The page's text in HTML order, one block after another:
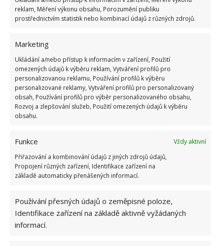
reklam, Měření výkonu obsahu, Porozumění publiku
prostřednictvím statistik nebo kombinací údajů z různých zdrojů.
Marketing
Ukládání a/nebo přístup k informacím v zařízení, Použití
omezených údajů k výběru reklam, Vytváření profilů pro
personalizovanou reklamu, Používání profilů k výběru
personalizované reklamy, Vytváření profilů pro personalizovaný
obsah, Používání profilů pro výběr personalizovaného obsahu,
Rozvoj a zlepšování služeb, Použití omezených údajů k výběru
obsahu.
Funkce
Vždy aktivní
Přiřazování a kombinování údajů z jiných zdrojů údajů,
Propojení různých zařízení, Identifikace zařízení na
základě automaticky přenášených informací.
Používání přesných údajů o zeměpisné poloze,
Identifikace zařízení na základě aktivně vyžádaných
informací.
DOMÁCÍ REPELENT HMYZ HŘEBÍČEK
KOMÁŘI LIMETA REPELENT
Přidejte svůj názor
Jiří Kolář
velkým kutilem. V podstatě vše, co je
možné najít v j...[Více o autorovi]